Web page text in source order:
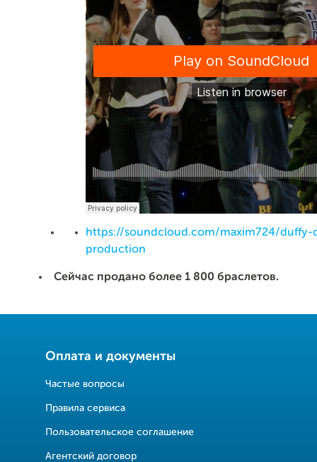
https://soundcloud.com/maxim724/duffy-
production
Сейчас продано более 1 800 браслетов.
Оплата и документы
Частые вопросы
Правила сервиса
Пользовательское соглашение
Агентский договор